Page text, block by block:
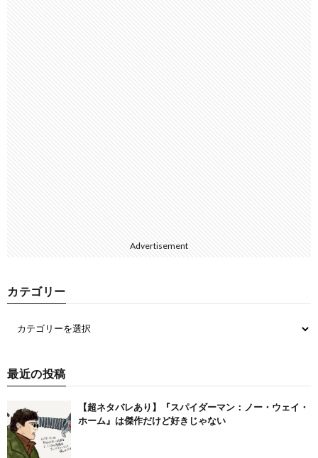
Advertisement
カテゴリー
最近の投稿
【超ネタバレあり】『スパイダーマン：ノー・ウェイ・
ホーム』は傑作だけど好きじゃない